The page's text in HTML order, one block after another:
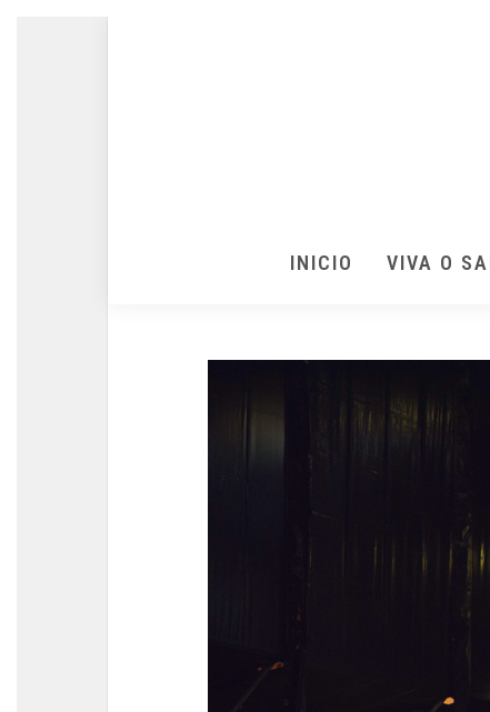
INICIO VIVA O